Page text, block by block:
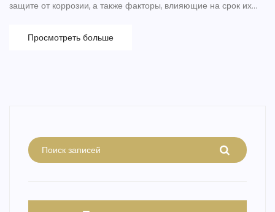
защите от коррозии, а также факторы, влияющие на срок их
прочности и эстетическому виду. Узнайте, как сделать, чтобы
ваш забор служил долгие годы.
Просмотреть больше